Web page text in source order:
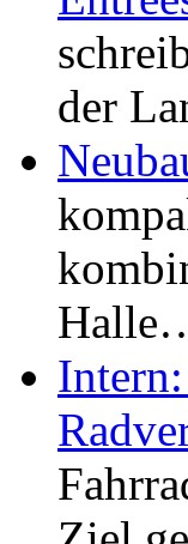
der